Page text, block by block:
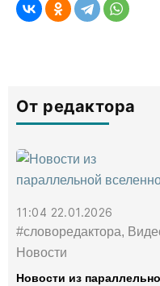
От редактора
11:04 22.01.2026
#словоредактора,
Новости
Новости из